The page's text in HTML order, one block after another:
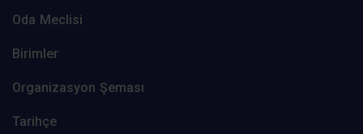
Oda Meclisi
Birimler
Organizasyon Şeması
Tarihçe